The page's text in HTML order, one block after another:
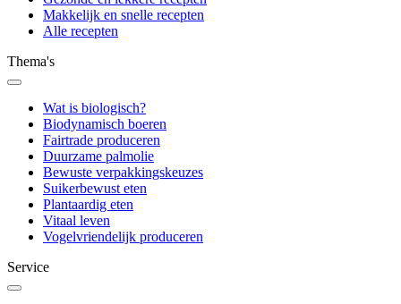
Makkelijk en snelle recepten
Alle recepten
Thema's
Wat is biologisch?
Biodynamisch boeren
Fairtrade produceren
Duurzame palmolie
Bewuste verpakkingskeuzes
Suikerbewust eten
Plantaardig eten
Vitaal leven
Vogelvriendelijk produceren
Service